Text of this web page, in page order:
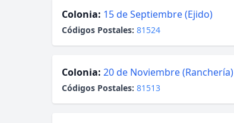
Colonia: 15 de Septiembre (Ejido)
Códigos Postales: 81524
Colonia: 20 de Noviembre (Ranchería)
Códigos Postales: 81513